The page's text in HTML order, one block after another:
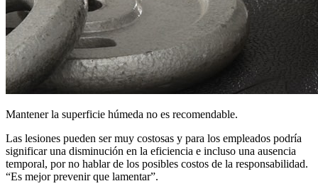
Mantener la superficie húmeda no es recomendable.
Las lesiones pueden ser muy costosas y para los empleados podría
significar una disminución en la eficiencia e incluso una ausencia
temporal, por no hablar de los posibles costos de la responsabilidad.
“Es mejor prevenir que lamentar”.